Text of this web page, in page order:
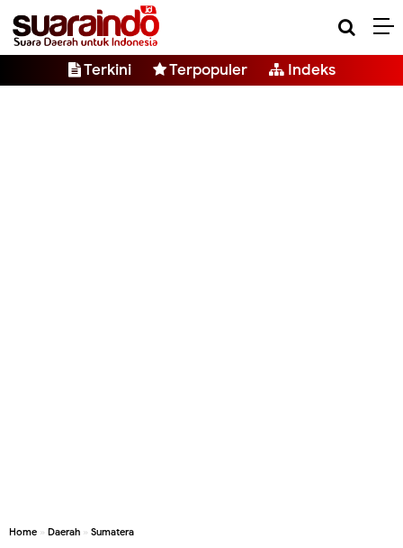
Terkini Terpopuler Indeks
Home » Daerah » Sumatera